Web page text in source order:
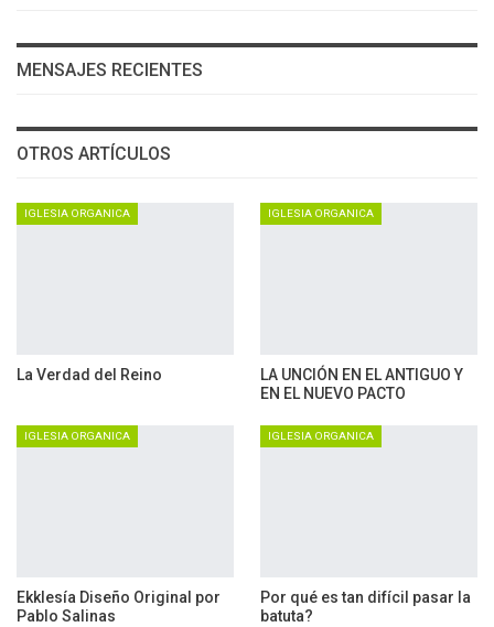
MENSAJES RECIENTES
OTROS ARTÍCULOS
IGLESIA ORGANICA
La Verdad del Reino
IGLESIA ORGANICA
LA UNCIÓN EN EL ANTIGUO Y
EN EL NUEVO PACTO
IGLESIA ORGANICA
Ekklesía Diseño Original por
Pablo Salinas
IGLESIA ORGANICA
Por qué es tan difícil pasar la
batuta?